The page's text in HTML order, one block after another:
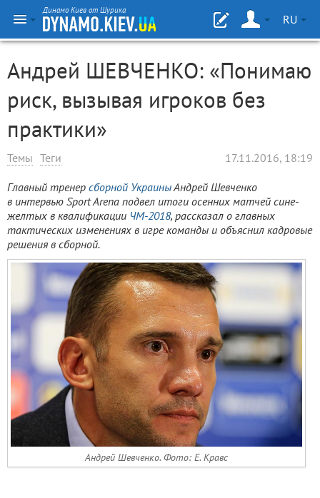
Динамо Киев от Шурика
RU
Андрей ШЕВЧЕНКО: «Понимаю
риск, вызывая игроков без
практики»
Темы Теги 17.11.2016, 18:19
Главный тренер сборной УкраиныАндрей Шевченко
в интервью Sport Arena подвел итоги осенних матчей сине-
желтых в квалификации ЧМ-2018, рассказал о главных
тактических изменениях в игре команды и объяснил кадровые
решения в сборной.
Андрей Шевченко. Фото: Е. Кравс